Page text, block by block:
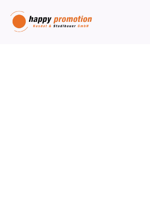
Inhalt
springen